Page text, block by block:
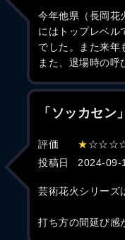
今年他県（長岡花
にはトップレベル
でした。また来年
また、退場時の呼
「ソッカセン
評価 ★
投稿日
2024-09-
芸術花火シリーズ
打ち方の間延び感